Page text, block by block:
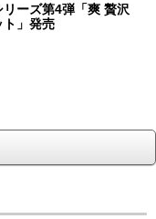
ーズ第4弾「爽 贅沢
ト」発売